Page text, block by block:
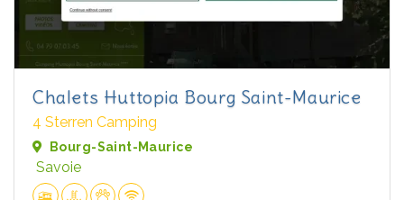
Chalets Huttopia Bourg Saint-Maurice
4 Sterren Camping
Bourg-Saint-Maurice
Savoie